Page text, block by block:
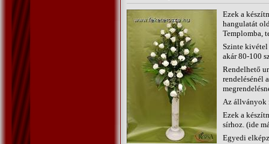
Ezek a
hangulatát
Templomba,
Szinte kivétel
akár 80-100
Rendelhető
rendelésénél
Az állványok
Ezek a
sírhoz. (ide
Egyedi